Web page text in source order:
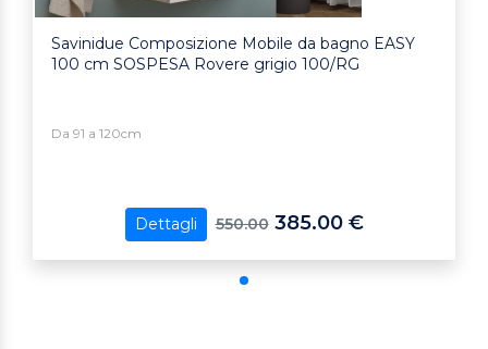
Savinidue Composizione Mobile da bagno EASY
100 cm SOSPESA Rovere grigio 100/RG
Da 91 a 120cm
Dettagli 550.00385.00 €